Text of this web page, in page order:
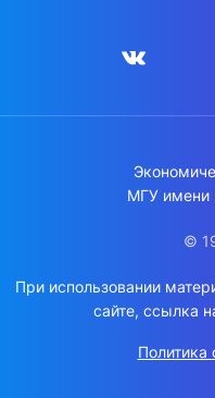
МГУ имени
©
При использовании
сайте, ссылка
Политика